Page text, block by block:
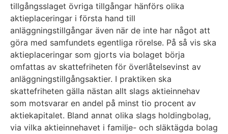
tillgångsslaget övriga tillgångar hänförs olika
aktieplaceringar i första hand till
anläggningstillgångar även när de inte har något att
göra med samfundets egentliga rörelse. På så vis ska
aktieplaceringar som gjorts via bolaget börja
omfattas av skattefriheten för överlåtelsevinst av
anläggningstillgångsaktier. I praktiken ska
skattefriheten gälla nästan allt slags aktieinnehav
som motsvarar en andel på minst tio procent av
aktiekapitalet. Bland annat olika slags holdingbolag,
via vilka aktieinnehavet i familje- och släktägda bolag